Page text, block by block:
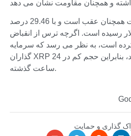
با این حال، حجم معاملات همچنان عقب است و با 29.46 درصد
میلیارد دلار رسیده است. اگرچه ترس از انقباض
است، به نظر می رسد که سرمایه
گذاران XRP همچنان محتاط هستند، بنابراین حجم کم در 24
ساعت گذشته.
گذاری و حمایت